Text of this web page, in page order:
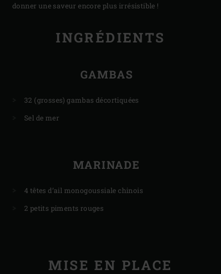
donner une saveur encore plus irrésistible !
INGRÉDIENTS
GAMBAS
32 (grosses) gambas décortiquées
Sel de mer
MARINADE
4 têtes d’ail monogoussiale chinois
2 petits piments rouges
MISE EN PLACE